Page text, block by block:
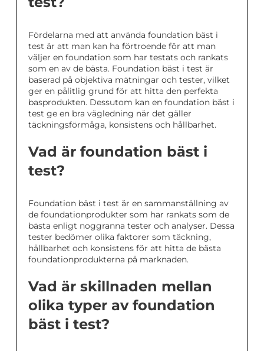
Fördelarna med att använda foundation bäst i
test är att man kan ha förtroende för att man
väljer en foundation som har testats och rankats
som en av de bästa. Foundation bäst i test är
baserad på objektiva mätningar och tester, vilket
ger en pålitlig grund för att hitta den perfekta
basprodukten. Dessutom kan en foundation bäst i
test ge en bra vägledning när det gäller
täckningsförmåga, konsistens och hållbarhet.
Vad är foundation bäst i
test?
Foundation bäst i test är en sammanställning av
de foundationprodukter som har rankats som de
bästa enligt noggranna tester och analyser. Dessa
tester bedömer olika faktorer som täckning,
hållbarhet och konsistens för att hitta de bästa
foundationprodukterna på marknaden.
Vad är skillnaden mellan
olika typer av foundation
bäst i test?